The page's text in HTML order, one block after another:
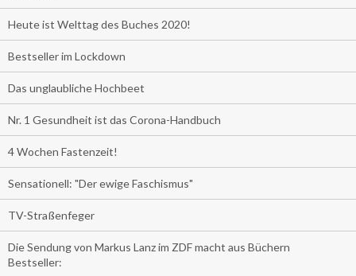
Heute ist Welttag des Buches 2020!
Bestseller im Lockdown
Das unglaubliche Hochbeet
Nr. 1 Gesundheit ist das Corona-Handbuch
4 Wochen Fastenzeit!
Sensationell: "Der ewige Faschismus"
TV-Straßenfeger
Die Sendung von Markus Lanz im ZDF macht aus Büchern
Bestseller: